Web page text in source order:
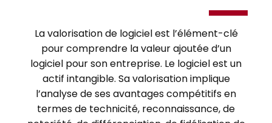
La valorisation de logiciel est l’élément-clé
pour comprendre la valeur ajoutée d’un
logiciel pour son entreprise. Le logiciel est un
actif intangible. Sa valorisation implique
l’analyse de ses avantages compétitifs en
termes de technicité, reconnaissance, de